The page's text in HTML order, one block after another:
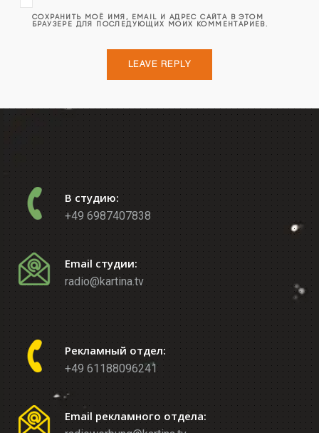
СОХРАНИТЬ МОЁ ИМЯ, EMAIL И АДРЕС САЙТА В ЭТОМ
БРАУЗЕРЕ ДЛЯ ПОСЛЕДУЮЩИХ МОИХ КОММЕНТАРИЕВ.
В студию:
+49 6987407838
Email студии:
radio@kartina.tv
Рекламный отдел:
+49 61188096241
Email рекламного отдела: